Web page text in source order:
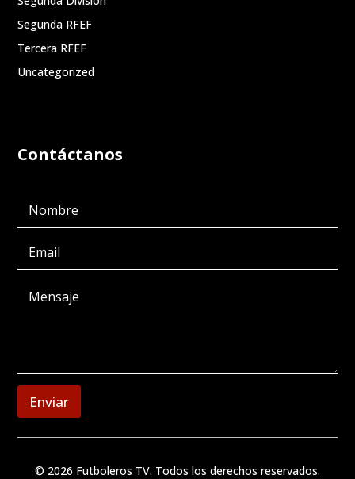
Segunda RFEF
Tercera RFEF
Uncategorized
Contáctanos
Enviar
© 2026 Futboleros TV. Todos los derechos reservados.